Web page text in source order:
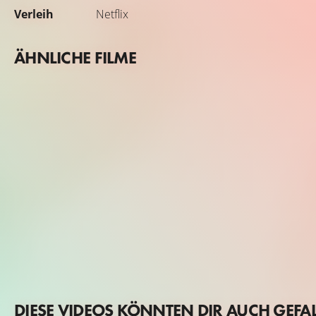
Verleih Netflix
ÄHNLICHE FILME
DIESE VIDEOS KÖNNTEN DIR AUCH